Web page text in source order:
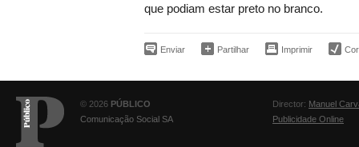
que podiam estar preto no branco.
Enviar Partilhar Imprimir
© 2026 PÚBLICO
Comunicação Social SA
Director: Manuel
Publicidade Online